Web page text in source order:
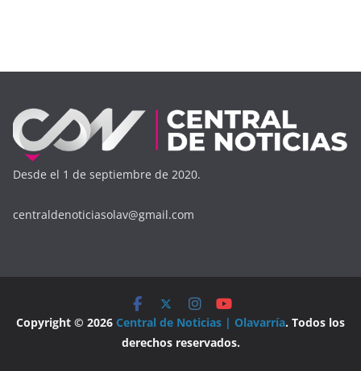
Desde el 1 de septiembre de 2020.
centraldenoticiasolav@gmail.com
Copyright © 2026 Central de Noticias | Olavarría. Todos los
derechos reservados.